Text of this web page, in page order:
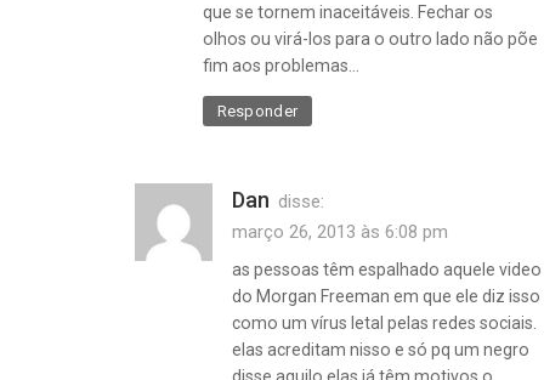
que se tornem inaceitáveis. Fechar os
olhos ou virá-los para o outro lado não põe
fim aos problemas…
Responder
Dan disse:
março 26, 2013 às 6:08 pm
as pessoas têm espalhado aquele video
do Morgan Freeman em que ele diz isso
como um vírus letal pelas redes sociais.
elas acreditam nisso e só pq um negro
disse aquilo elas já têm motivos o